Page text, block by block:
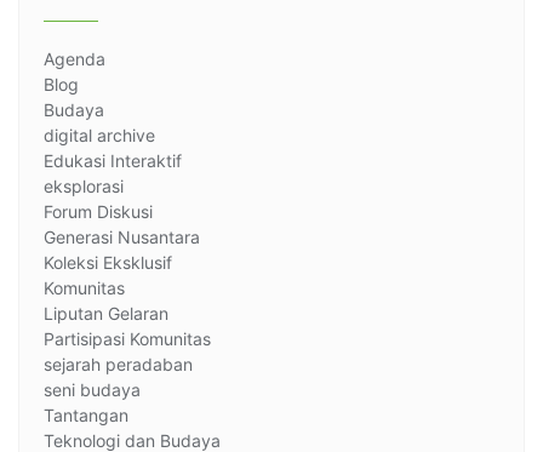
Agenda
Blog
Budaya
digital archive
Edukasi Interaktif
eksplorasi
Forum Diskusi
Generasi Nusantara
Koleksi Eksklusif
Komunitas
Liputan Gelaran
Partisipasi Komunitas
sejarah peradaban
seni budaya
Tantangan
Teknologi dan Budaya